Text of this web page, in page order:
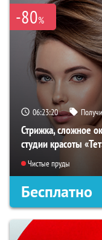
-80%
06:23:19
Стрижка, сложное
студии красоты
Чистые пруды
Бесплатно